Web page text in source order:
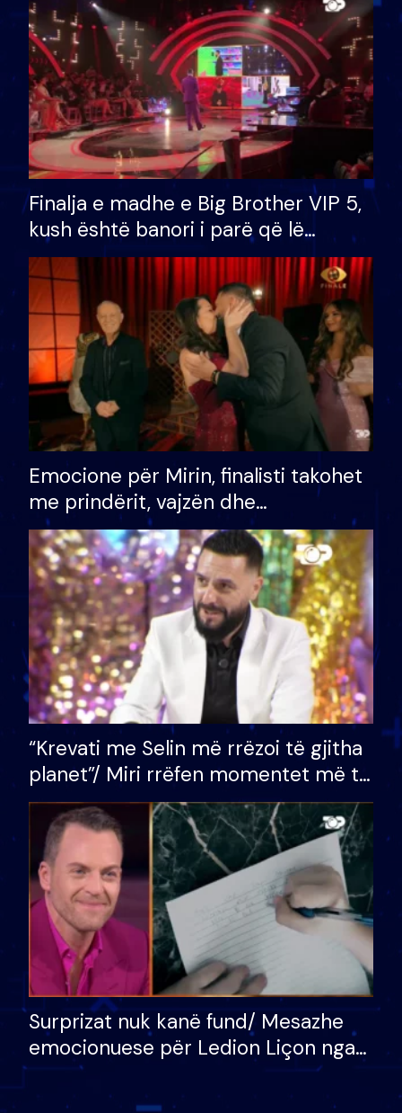
Finalja e madhe e Big Brother VIP 5,
kush është banori i parë që lë
shtëpinë dhe humb mundësinë për
të fituar çmimin e madh
Emocione për Mirin, finalisti takohet
me prindërit, vajzën dhe
bashkëshorten: S’kemi ndonjë letër
divorci apo jo?
“Krevati me Selin më rrëzoi të gjitha
planet”/ Miri rrëfen momentet më të
bukura në shtëpinë e BB VIP: Do më
mungojë zilja e mëngjesit kur…
Surprizat nuk kanë fund/ Mesazhe
emocionuese për Ledion Liçon nga
nëna dhe fëmijët e tij, moderatori
nuk i mban dot lotët: Nuk meritoj…